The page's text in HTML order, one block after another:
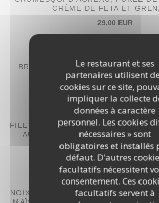
Le restaurant et ses
partenaires utilisent
cookies sur ce site,
impliquer la collecte
données à caractère
personnel. Les cookies
nécessaires » sont
obligatoires et installés
défaut. D'autres
facultatifs nécessitent
consentement. Ces
facultatifs servent à
CRÈME DE FETA ET
29,00 EUR
BROCCOLINIS RÔTIS, SAUCE
PISTACHE
30,00 EUR
FILET DE BAR AUX AMANDES,
AU CITRON CONFIT CONDIMENT
BISQUE CRÉMEUSE
30,00 EUR
NOIX DE SAINT-JACQUES